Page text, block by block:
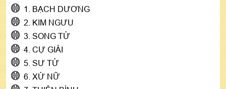
1. BẠCH DƯƠNG
2. KIM NGƯU
3. SONG TỬ
4. CỰ GIẢI
5. SƯ TỬ
6. XỬ NỮ